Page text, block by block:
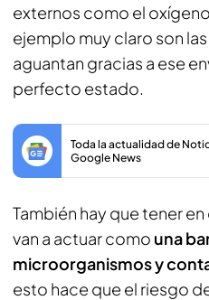
externos como el
ejemplo muy claro son
aguantan gracias a ese
perfecto estado.
Toda la actualidad de
Google News
También hay que tener
van a actuar como una
microorganismos y
esto hace que el riesgo